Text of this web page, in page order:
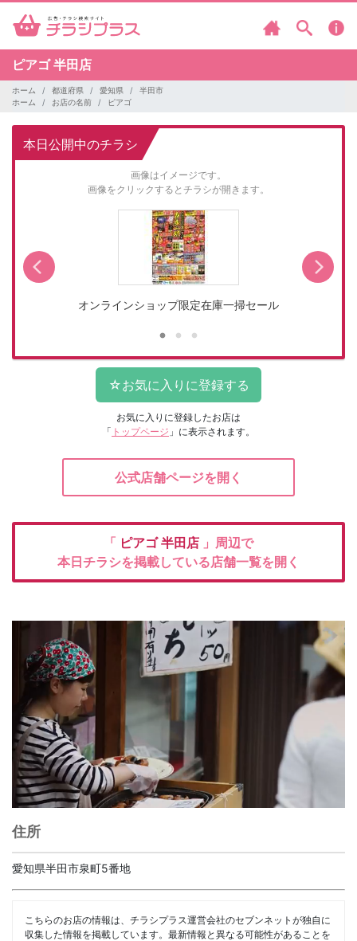
ピアゴ半田店
ホーム 都道府県 愛知県
半田市
ホーム
お店の名前 ピアゴ
本日公開中のチラシ
画像はイメージです。
画像をクリックするとチラシが開きます。
オンラインショップ限定在庫一掃セール
お気に入りに登録したお店は
「 トップページ 」に表示されます。
公式店舗ページを開く
「 ピアゴ半田店 」周辺で
本日チラシを掲載している店舗一覧を開く
住所
愛知県半田市泉町5番地
こちらのお店の情報は、チラシプラス運営会社のセブンネットが独自に
収集した情報を掲載しています。最新情報と異なる可能性があることを